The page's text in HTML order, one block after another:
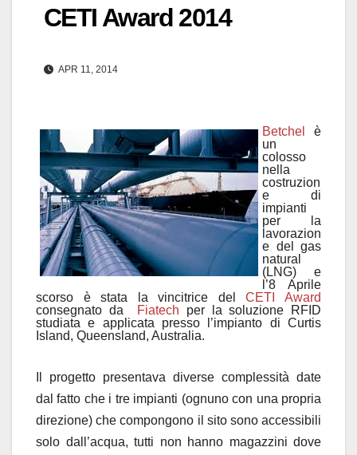
CETI Award 2014
APR 11, 2014
Betchel
è
un
colosso
nella
costruzion
e di
impianti
per la
lavorazion
e del gas
natural
(LNG) e
l’8 Aprile
scorso è stata la vincitrice delCETI Award
consegnato da
Fiatech per la soluzione RFID
studiata e applicata presso l’impianto di Curtis
Island, Queensland, Australia.
Il progetto presentava diverse complessità date
dal fatto che i tre impianti (ognuno con una propria
direzione) che compongono il sito sono accessibili
solo dall’acqua, tutti non hanno magazzini dove